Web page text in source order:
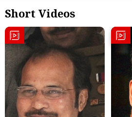
Short Videos